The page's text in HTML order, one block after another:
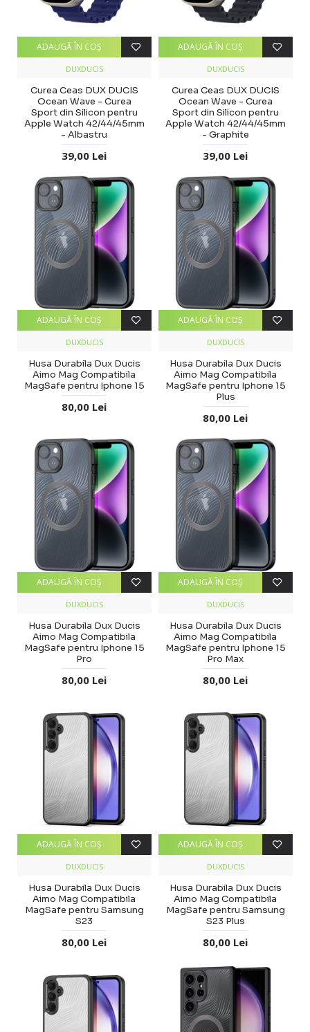
DUXDUCIS
Curea Ceas DUX DUCIS
Ocean Wave - Curea
Sport din Silicon pentru
Apple Watch 42/44/45mm
- Albastru
39,00 Lei
ADAUGĂ ÎN COŞ
DUXDUCIS
Curea Ceas DUX DUCIS
Ocean Wave - Curea
Sport din Silicon pentru
Apple Watch 42/44/45mm
- Graphite
39,00 Lei
ADAUGĂ ÎN COŞ
DUXDUCIS
Husa Durabila Dux Ducis
Aimo Mag Compatibila
MagSafe pentru Iphone 15
80,00 Lei
ADAUGĂ ÎN COŞ
DUXDUCIS
Husa Durabila Dux Ducis
Aimo Mag Compatibila
MagSafe pentru Iphone 15
Plus
80,00 Lei
ADAUGĂ ÎN COŞ
DUXDUCIS
Husa Durabila Dux Ducis
Aimo Mag Compatibila
MagSafe pentru Iphone 15
Pro
80,00 Lei
ADAUGĂ ÎN COŞ
DUXDUCIS
Husa Durabila Dux Ducis
Aimo Mag Compatibila
MagSafe pentru Iphone 15
Pro Max
80,00 Lei
ADAUGĂ ÎN COŞ
DUXDUCIS
Husa Durabila Dux Ducis
Aimo Mag Compatibila
MagSafe pentru Samsung
S23
80,00 Lei
ADAUGĂ ÎN COŞ
DUXDUCIS
Husa Durabila Dux Ducis
Aimo Mag Compatibila
MagSafe pentru Samsung
S23 Plus
80,00 Lei
ADAUGĂ ÎN COŞ